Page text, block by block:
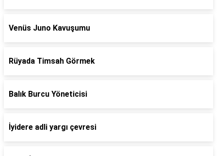
Venüs Juno Kavuşumu
Rüyada Timsah Görmek
Balık Burcu Yöneticisi
İyidere adli yargı çevresi